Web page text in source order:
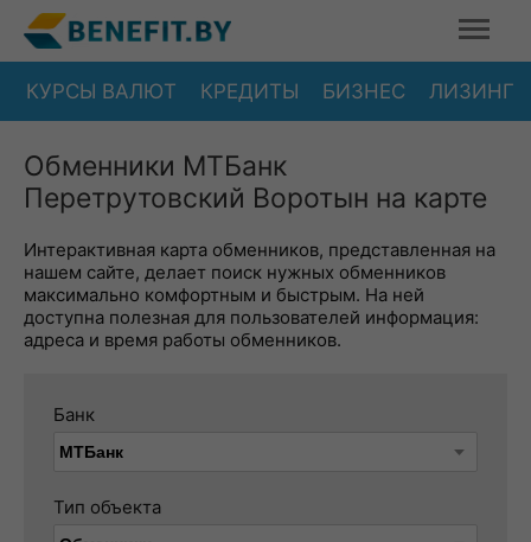
КУРСЫ ВАЛЮТ КРЕДИТЫ БИЗНЕС ЛИЗИНГ
Обменники МТБанк
Перетрутовский Воротын на карте
Интерактивная карта обменников, представленная на
нашем сайте, делает поиск нужных обменников
максимально комфортным и быстрым. На ней
доступна полезная для пользователей информация:
адреса и время работы обменников.
Банк
Тип объекта